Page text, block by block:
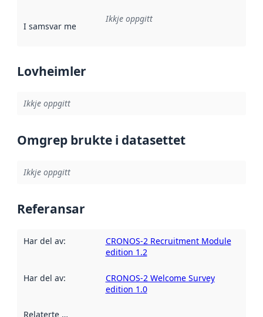
I samsvar med Referanse til ei implementeringsregel eller
Ikkje oppgitt
Lovheimler
Ikkje oppgitt
Omgrep brukte i datasettet
Ikkje oppgitt
Referansar
Har del av:
CRONOS-2 Recruitment Module
edition 1.2
Har del av:
CRONOS-2 Welcome Survey
edition 1.0
Relaterte ressursar